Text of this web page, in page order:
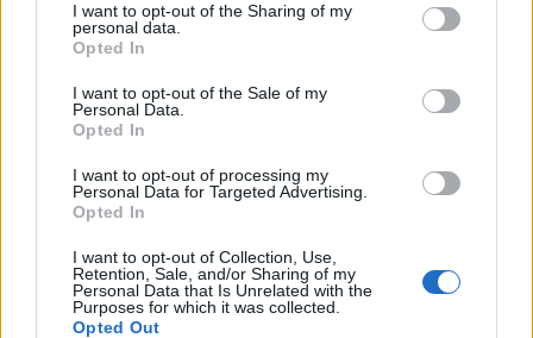
not limited to your visit or usage behaviour. You may click to
grant or deny consent to Google and its third-party tags to
use your data for below specified purposes in below Google
consent section.
I want to opt-out of the Sharing of my
personal data.
Opted In
I want to opt-out of the Sale of my
Personal Data.
Opted In
I want to opt-out of processing my
Personal Data for Targeted Advertising.
Opted In
I want to opt-out of Collection, Use,
Retention, Sale, and/or Sharing of my
Personal Data that Is Unrelated with the
Purposes for which it was collected.
Opted Out
ΚΟΣΜΟΣ
Ο Ίλον Μασκ έχασε για λίγα λεπτά τον τίτλο του
πλουσιότερου ανθρώπου στον κόσμο
7/12/2022 - 7:28μμ